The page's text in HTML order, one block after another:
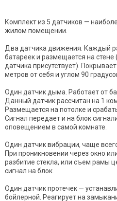
Комплект из 5 датчиков —
жилом помещении.
Два датчика движения. Каждый
батареек и размещается на стене
датчика присутствует).
метров от себя и углом 90
Один датчик дыма. Работает от
Данный датчик рассчитан на 1
Размещается на потолке и
Сигнал передает и на блок
оповещением в самой комнате.
Один датчик вибрации, чаще
При проникновении через окно
разбитие стекла, или съем рамы
сигнал на блок.
Один датчик протечек —
бойлерной. Реагирует на